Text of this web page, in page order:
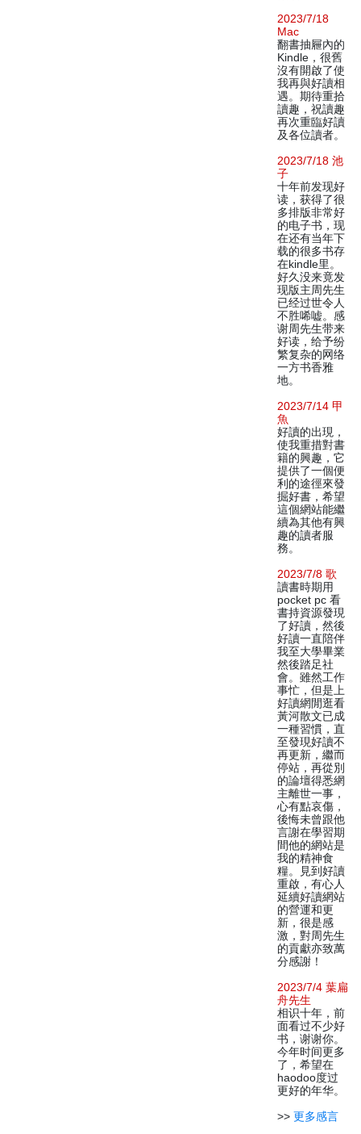
2023/7/18
Mac
翻書抽屜內的
Kindle，很舊
沒有開啟了使
我再與好讀相
遇。期待重拾
讀趣，祝讀趣
再次重臨好讀
及各位讀者。
2023/7/18 池
子
十年前发现好
读，获得了很
多排版非常好
的电子书，现
在还有当年下
载的很多书存
在kindle里。
好久没来竟发
现版主周先生
已经过世令人
不胜唏嘘。感
谢周先生带来
好读，给予纷
繁复杂的网络
一方书香雅
地。
2023/7/14 甲
魚
好讀的出現，
使我重措對書
籍的興趣，它
提供了一個便
利的途徑來發
掘好書，希望
這個網站能繼
續為其他有興
趣的讀者服
務。
2023/7/8 歌
讀書時期用
pocket pc 看
書持資源發現
了好讀，然後
好讀一直陪伴
我至大學畢業
然後踏足社
會。雖然工作
事忙，但是上
好讀網閒逛看
黃河散文已成
一種習慣，直
至發現好讀不
再更新，繼而
停站，再從別
的論壇得悉網
主離世一事，
心有點哀傷，
後悔未曾跟他
言謝在學習期
間他的網站是
我的精神食
糧。見到好讀
重啟，有心人
延續好讀網站
的營運和更
新，很是感
激，對周先生
的貢獻亦致萬
分感謝！
2023/7/4 葉扁
舟先生
相识十年，前
面看过不少好
书，谢谢你。
今年时间更多
了，希望在
haodoo度过
更好的年华。
>> 更多感言